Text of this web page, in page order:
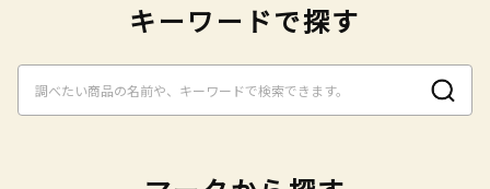
キーワードで探す